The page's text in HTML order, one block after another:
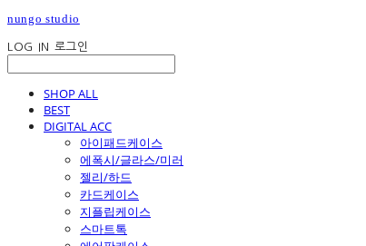
nungo studio
LOG IN 로그인
SHOP ALL
BEST
DIGITAL ACC
아이패드케이스
에폭시/글라스/미러
젤리/하드
카드케이스
지플립케이스
스마트톡